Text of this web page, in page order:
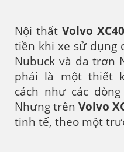
Nội thất Volvo XC40
tiền khi xe sử dụng
Nubuck và da trơn
phải là một thiết
cách như các
Nhưng trên Volvo
tinh tế, theo một